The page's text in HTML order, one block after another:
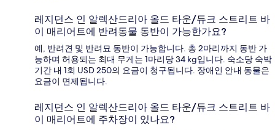
레지던스 인 알렉산드리아 올드 타운/듀크 스트리트 바
이 매리어트에 반려동물 동반이 가능한가요?
예, 반려견 및 반려묘 동반이 가능합니다. 총 2마리까지 동반 가
능하며 허용되는 최대 무게는 1마리당 34 kg입니다. 숙소당 숙박
기간 내 1회 USD 250의 요금이 청구됩니다. 장애인 안내 동물은
요금이 면제됩니다.
레지던스 인 알렉산드리아 올드 타운/듀크 스트리트 바
이 매리어트에 주차장이 있나요?